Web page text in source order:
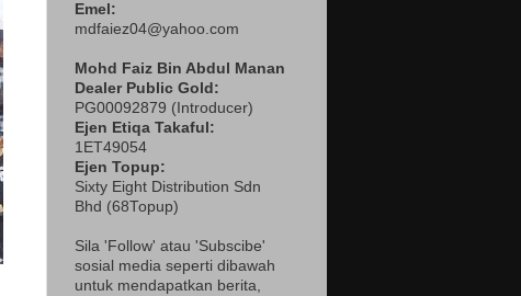
Emel:
mdfaiez04@yahoo.com
Mohd Faiz Bin Abdul Manan
Dealer Public Gold:
PG00092879 ( Introducer)
Ejen Etiqa Takaful:
1ET49054
Ejen Topup:
Sixty Eight Distribution Sdn
Bhd (68Topup)
Sila 'Follow' atau 'Subscibe'
sosial media seperti dibawah
untuk mendapatkan berita,